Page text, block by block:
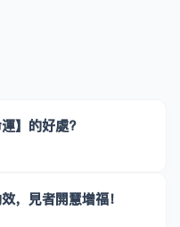
運】的好處?
，見者開慧增福！